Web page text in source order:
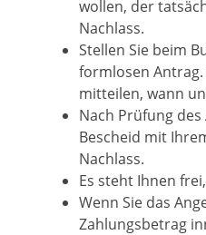
wollen, der
Nachlass.
Stellen Sie beim
formlosen
mitteilen, wann
Nach Prüfung
Bescheid mit
Nachlass.
Es steht Ihnen
Wenn Sie das
Zahlungsbetrag